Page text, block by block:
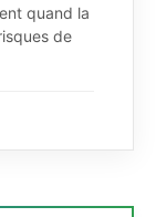
quand la
de